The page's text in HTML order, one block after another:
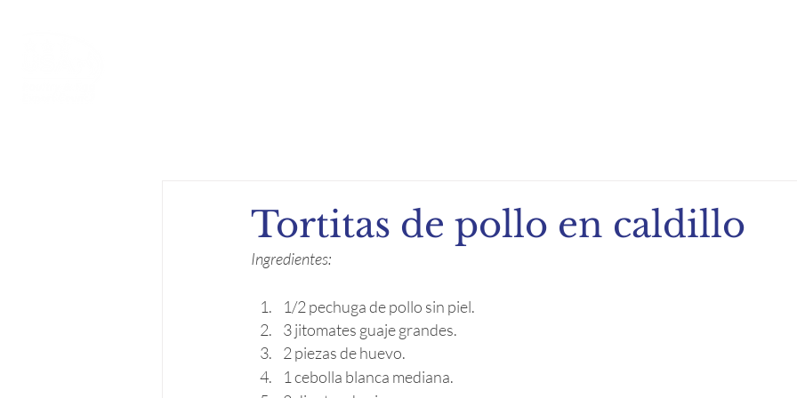
Tortitas de pollo en caldillo
Ingredientes:
1/2 pechuga de pollo sin piel.
3 jitomates guaje grandes.
2 piezas de huevo.
1 cebolla blanca mediana.